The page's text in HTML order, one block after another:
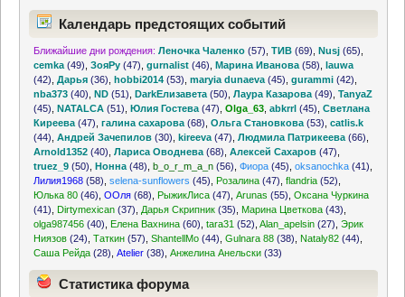
Календарь предстоящих событий
Ближайшие дни рождения: Леночка Чаленко (57) ,ТИВ (69) ,Nusj (65)
cemka (49) ,ЗояРу (47) ,gurnalist (46) ,Марина Иванова (58) ,lauwa
(42) ,Дарья (36) ,hobbi2014 (53) ,maryia dunaeva (45) ,gurammi (42)
nba373 (40) ,ND (51) ,DarkЕлизавета (50) ,Лаура Казарова (49) ,TanyaZ
(45) ,NATALCA (51) ,Юлия Гостева (47) ,Olga_63 ,abkrrl (45) ,Светлана
Киреева (47) ,галина сахарова (68) ,Ольга Становкова (53) ,catlis.k
(44) ,Андрей Зачепилов (30) ,kireeva (47) ,Людмила Патрикеева (66)
Arnold1352 (40) ,Лариса Оводнева (68) ,Алексей Сахаров (47)
truez_9 (50) ,Нонна (48) ,b_o_r_m_a_n (56) ,Фиора (45) ,oksanochka (41)
Лилия1968 (58) ,selena-sunflowers (45) Розалина (47) ,flandria (52)
Юлька 80 (46) ,ООля (68) РыжикЛиса (47) ,Arunas (55) ,Оксана Чуркина
(41)
Dirtymexican (37) Дарья Скрипник (35) Марина Цветкова (43)
olga987456 (40) Елена Вахнина (60) ,tara31 (52) ,Alan_apelsin (27) ,Эрик
Ниязов (24) ,Таткин (57) ,ShantellMo (44) ,Gulnara 88 (38) Nataly82 (44)
Саша Рейда (28) ,Atelier (38) ,Анжелина Анельски (33)
Статистика форума